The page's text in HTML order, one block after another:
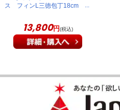
ス フィンL三徳包丁18cm
13,800円(税込)